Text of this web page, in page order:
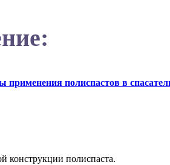
применения полиспастов в
конструкции полиспаста.